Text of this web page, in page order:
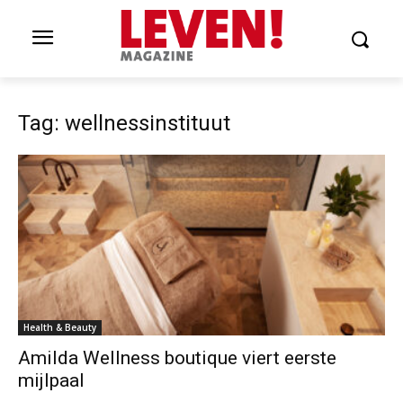
Tag: wellnessinstituut
Health & Beauty
Amilda Wellness boutique viert eerste
mijlpaal